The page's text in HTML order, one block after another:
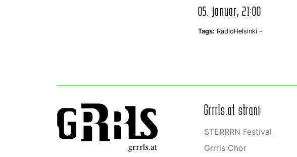
05. januar, 21:00
Tags: RadioHelsinki -
Grrrls.at strani:
STERRRN Festival
Grrrls Chor